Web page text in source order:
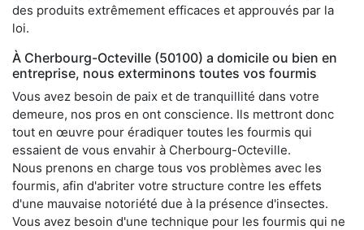
des produits extrêmement efficaces et approuvés par la
loi.
À Cherbourg-Octeville (50100) a domicile ou bien en
entreprise, nous exterminons toutes vos fourmis
Vous avez besoin de paix et de tranquillité dans votre
demeure, nos pros en ont conscience. Ils mettront donc
tout en œuvre pour éradiquer toutes les fourmis qui
essaient de vous envahir à Cherbourg-Octeville.
Nous prenons en charge tous vos problèmes avec les
fourmis, afin d'abriter votre structure contre les effets
d'une mauvaise notoriété due à la présence d'insectes.
Vous avez besoin d'une technique pour les fourmis qui ne